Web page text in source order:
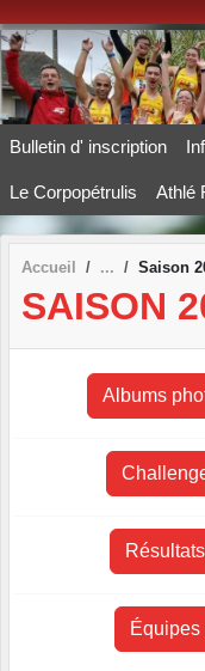
Bulletin d' inscription
Le Corpopétrulis Athlé
Accueil Saison
SAISON
Albums